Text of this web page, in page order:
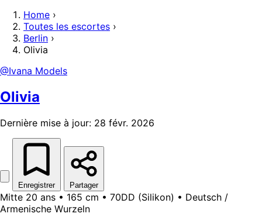
Home ›
Toutes les escortes ›
Berlin ›
Olivia
@Ivana Models
Olivia
Dernière mise à jour: 28 févr. 2026
Enregistrer Partager
Mitte 20 ans • 165 cm • 70DD (Silikon) • Deutsch /
Armenische Wurzeln